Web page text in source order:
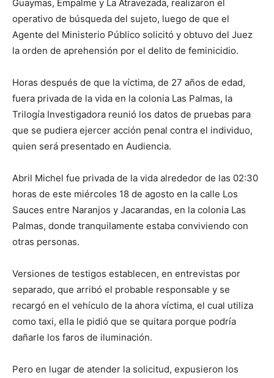
Guaymas, Empalme y La Atravezada, realizaron el
operativo de búsqueda del sujeto, luego de que el
Agente del Ministerio Público solicitó y obtuvo del Juez
la orden de aprehensión por el delito de feminicidio.
Horas después de que la víctima, de 27 años de edad,
fuera privada de la vida en la colonia Las Palmas, la
Trilogía Investigadora reunió los datos de pruebas para
que se pudiera ejercer acción penal contra el individuo,
quien será presentado en Audiencia.
Abril Michel fue privada de la vida alrededor de las 02:30
horas de este miércoles 18 de agosto en la calle Los
Sauces entre Naranjos y Jacarandas, en la colonia Las
Palmas, donde tranquilamente estaba conviviendo con
otras personas.
Versiones de testigos establecen, en entrevistas por
separado, que arribó el probable responsable y se
recargó en el vehículo de la ahora víctima, el cual utiliza
como taxi, ella le pidió que se quitara porque podría
dañarle los faros de iluminación.
Pero en lugar de atender la solicitud, expusieron los